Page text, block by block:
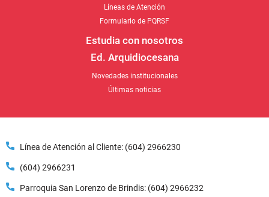
Líneas de Atención
Formulario de PQRSF
Estudia con nosotros
Ed. Arquidiocesana
Novedades institucionales
Últimas noticias
Línea de Atención al Cliente: (604) 2966230
(604) 2966231
Parroquia San Lorenzo de Brindis: (604) 2966232